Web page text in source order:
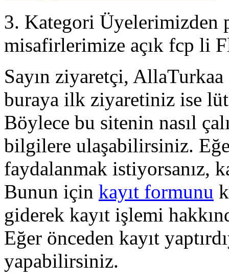
3. Kategori Üyelerimizden
misafirlerimize açık fcp li
Sayın ziyaretçi,
buraya ilk ziyaretiniz ise
Böylece bu sitenin nasıl
bilgilere ulaşabilirsiniz.
faydalanmak istiyorsanız,
Bunun için kayıt formunu
giderek kayıt işlemi
Eğer önceden kayıt
yapabilirsiniz.